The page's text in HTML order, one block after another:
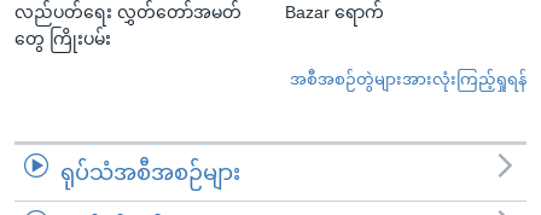
လည်ပတ်ရေး လွှတ်တော်အမတ်
တွေ ကြိုးပမ်း
Bazar ရောက်
အစီအစဉ်တွဲများအားလုံးကြည့်ရှုရန်
ရုပ်သံအစီအစဉ်များ